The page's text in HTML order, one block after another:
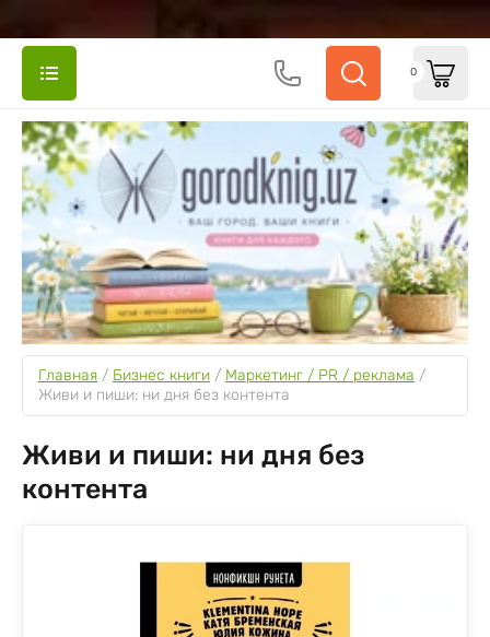
0
Главная / Бизнес книги / Маркетинг / PR / реклама
Живи и пиши: ни дня без контента
Живи и пиши: ни дня без
контента